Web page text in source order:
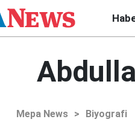
Mepa News > Biyografi